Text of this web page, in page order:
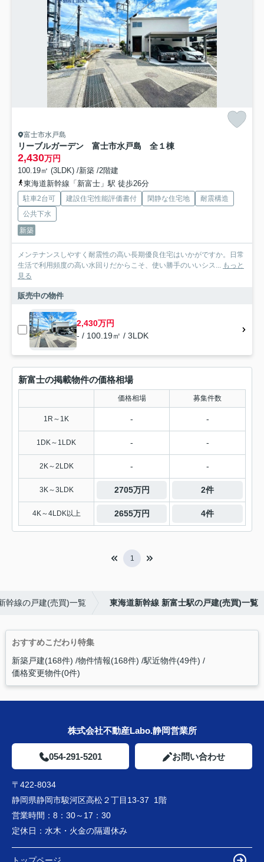
富士市水戸島
リーブルガーデン 富士市水戸島 全１棟
2,430万円
100.19㎡ (3LDK) /新築 /2階建
東海道新幹線「新富士」駅 徒歩26分
駐車2台可 建設住宅性能評価書付 閑静な住宅地
耐震構造
公共下水
新築
メンテナンスしやすく耐震性の高い長期優良住宅はいかがですか。日常
生活で利用頻度の高い水回りだからこそ、使い勝手のいいシス... もっと
見る
販売中の物件
2,430万円
- / 100.19㎡ / 3LDK
新富士の掲載物件の価格相場
価格相場 募集件数
1R～1K - -
1DK～1LDK - -
2K～2LDK - -
3K～3LDK 2705万円 2件
4K～4LDK以上 2655万円 4件
1
幹線の戸建(売買)一覧 東海道新幹線 新富士駅の戸建(売買)一覧
おすすめこだわり特集
新築戸建(168件) 物件情報(168件) 駅近物件(49件)
価格変更物件(0件)
株式会社不動産Labo.静岡営業所
054-291-5201 お問い合わせ
〒422-8034
静岡県静岡市駿河区高松２丁目13-37 1階
営業時間： 8：30～17：30
定休日： 水木・火金の隔週休み
トップページ